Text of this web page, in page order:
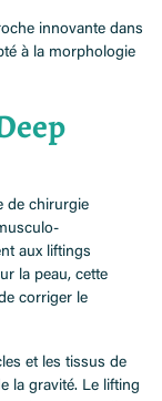
innovante dans
à la morphologie
de chirurgie
aux liftings
la peau, cette
corriger le
et les tissus de
la gravité. Le lifting